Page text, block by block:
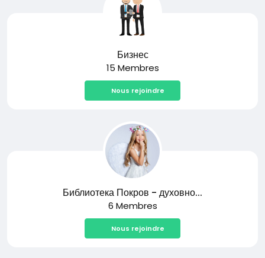
Бизнес
15 Membres
Nous rejoindre
Библиотека Покров - духовно...
6 Membres
Nous rejoindre